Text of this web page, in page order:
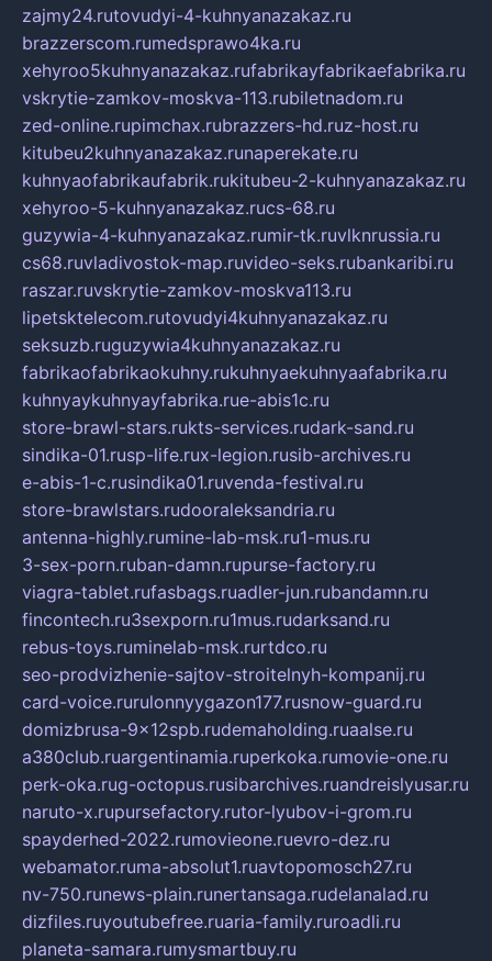
zajmy24.rutovudyi-4-kuhnyanazakaz.ru
brazzerscom.rumedsprawo4ka.ru
xehyroo5kuhnyanazakaz.rufabrikayfabrikaefabrika.ru
vskrytie-zamkov-moskva-113.rubiletnadom.ru
zed-online.rupimchax.rubrazzers-hd.ruz-host.ru
kitubeu2kuhnyanazakaz.runaperekate.ru
kuhnyaofabrikaufabrik.rukitubeu-2-kuhnyanazakaz.ru
xehyroo-5-kuhnyanazakaz.rucs-68.ru
guzywia-4-kuhnyanazakaz.rumir-tk.ruvlknrussia.ru
cs68.ruvladivostok-map.ruvideo-seks.rubankaribi.ru
raszar.ruvskrytie-zamkov-moskva113.ru
lipetsktelecom.rutovudyi4kuhnyanazakaz.ru
seksuzb.ruguzywia4kuhnyanazakaz.ru
fabrikaofabrikaokuhny.rukuhnyaekuhnyaafabrika.ru
kuhnyaykuhnyayfabrika.rue-abis1c.ru
store-brawl-stars.rukts-services.rudark-sand.ru
sindika-01.rusp-life.rux-legion.rusib-archives.ru
e-abis-1-c.rusindika01.ruvenda-festival.ru
store-brawlstars.rudooraleksandria.ru
antenna-highly.rumine-lab-msk.ru1-mus.ru
3-sex-porn.ruban-damn.rupurse-factory.ru
viagra-tablet.rufasbags.ruadler-jun.rubandamn.ru
fincontech.ru3sexporn.ru1mus.rudarksand.ru
rebus-toys.ruminelab-msk.rurtdco.ru
seo-prodvizhenie-sajtov-stroitelnyh-kompanij.ru
card-voice.rurulonnyygazon177.rusnow-guard.ru
domizbrusa-9x12spb.rudemaholding.ruaalse.ru
a380club.ruargentinamia.ruperkoka.rumovie-one.ru
perk-oka.rug-octopus.rusibarchives.ruandreislyusar.ru
naruto-x.rupursefactory.rutor-lyubov-i-grom.ru
spayderhed-2022.rumovieone.ruevro-dez.ru
webamator.ruma-absolut1.ruavtopomosch27.ru
nv-750.runews-plain.runertansaga.rudelanalad.ru
dizfiles.ruyoutubefree.ruaria-family.ruroadli.ru
planeta-samara.rumysmartbuy.ru